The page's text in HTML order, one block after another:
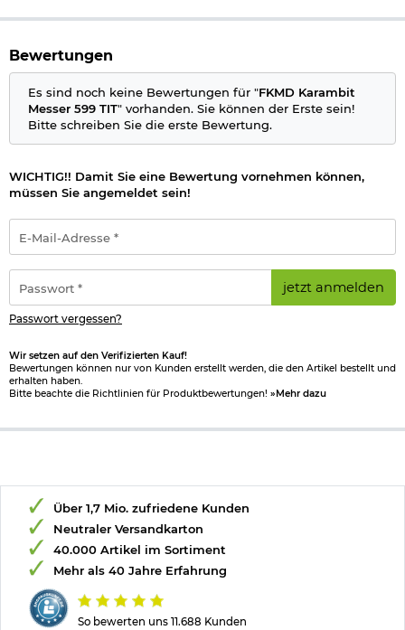
Bestimmte Messer dürfen nicht überall geführt werden,
deshalb beachten Sie bitte folgendenInformationslinküber
das:Führen von Messern§42a
Jahren - Dieser Artikel kann nur versendet werden, wenn Sie
uns einen
Altersnachweis
zusenden, sofern uns dieser noch
nicht vorliegt. (bitte den Link:
Infos anklicken)
Herstellerinformationen
Verantwortliche Person für die EU
Bewertungen
Es sind noch keine Bewertungen für "FKMD Karambit
Messer 599 TIT" vorhanden. Sie können der Erste sein!
Bitte schreiben Sie die erste Bewertung.
WICHTIG!! Damit Sie eine Bewertung vornehmen können,
müssen Sie angemeldet sein!
Mail-
Adresse
*
jetzt anmelden
Passwort vergessen?
Wir setzen auf den Verifizierten Kauf!
Bewertungen können nur von Kunden erstellt werden, die den Artikel bestellt und
erhalten haben.
Bitte beachte die Richtlinien für Produktbewertungen! »Mehr dazu
So bewerten uns 11.688 Kunden
Über 1,7 Mio. zufriedene Kunden
Neutraler Versandkarton
40.000 Artikel im Sortiment
Mehr als 40 Jahre Erfahrung